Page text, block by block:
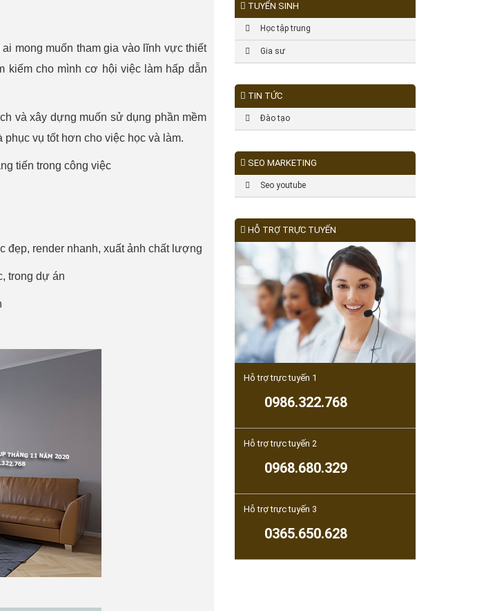
mong muốn tham gia vào lĩnh vực thiết
kiếm cho mình cơ hội việc làm hấp dẫn
và xây dựng muốn sử dụng phần mềm
vụ tốt hơn cho việc học và làm.
tiến trong công việc
đẹp, render nhanh, xuất ảnh chất lượng
trong dự án
TUYỂN SINH
Học tập trung
Gia sư
TIN TỨC
Đào tạo
SEO MARKETING
Seo youtube
HỖ TRỢ TRỰC TUYẾN
Hỗ trợ trực tuyến 1
0986.322.768
Hỗ trợ trực tuyến 2
0968.680.329
Hỗ trợ trực tuyến 3
0365.650.628